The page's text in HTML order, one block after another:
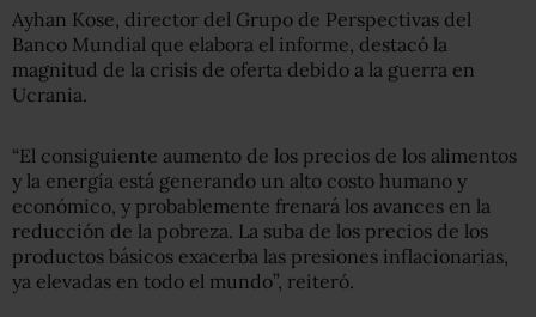
Ayhan Kose, director del Grupo de Perspectivas del
Banco Mundial que elabora el informe, destacó la
magnitud de la crisis de oferta debido a la guerra en
Ucrania.
“El consiguiente aumento de los precios de los alimentos
y la energía está generando un alto costo humano y
económico, y probablemente frenará los avances en la
reducción de la pobreza. La suba de los precios de los
productos básicos exacerba las presiones inflacionarias,
ya elevadas en todo el mundo”, reiteró.